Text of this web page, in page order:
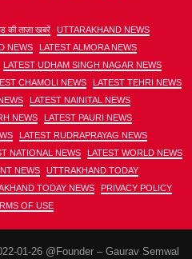
की ताज़ा खबरें
UTTARAKHAND NEWS
NEWS
LATEST ALMORA NEWS
LATEST UDHAM SINGH NAGAR NEWS
CHAMOLI NEWS
LATEST TEHRI NEWS
LATEST NAINITAL NEWS
NEWS
LATEST PAURI NEWS
LATEST RUDRAPRAYAG NEWS
NATIONAL NEWS
LATEST WORLD NEWS
NEWS
UTTRAKHAND TODAY
TODAY NEWS
PRIVACY POLICY
OF USE
01-26 @Founder – Gaurav Semwal